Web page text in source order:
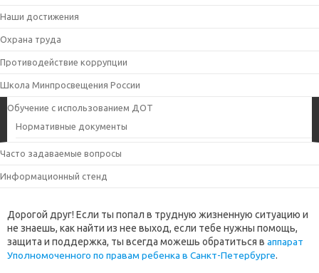
Наши достижения
Охрана труда
Противодействие коррупции
Школа Минпросвещения России
Обучение с использованием ДОТ
Нормативные документы
Часто задаваемые вопросы
Информационный стенд
Дорогой друг! Если ты попал в трудную жизненную ситуацию и
не знаешь, как найти из нее выход, если тебе нужны помощь,
защита и поддержка, ты всегда можешь обратиться в аппарат
Уполномоченного по правам ребенка в Санкт-Петербурге.